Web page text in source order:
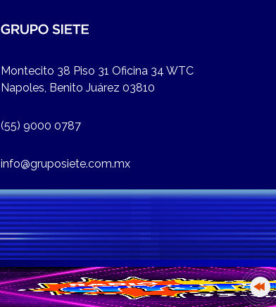
Montecito 38 Piso 31 Oficina 34 WTC
Napoles, Benito Juárez 03810
(55) 9000 0787
info@gruposiete.com.mx